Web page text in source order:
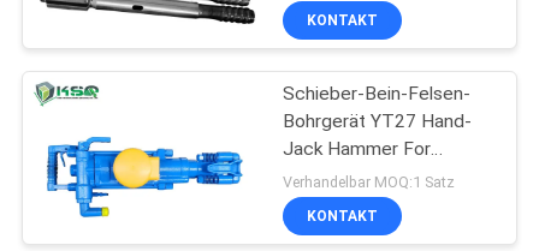
KONTAKT
Schieber-Bein-Felsen-
Bohrgerät YT27 Hand-
Jack Hammer For
Construction Sites
Verhandelbar MOQ:1 Satz
KONTAKT